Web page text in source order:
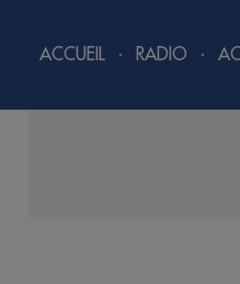
ACCUEIL RADIO